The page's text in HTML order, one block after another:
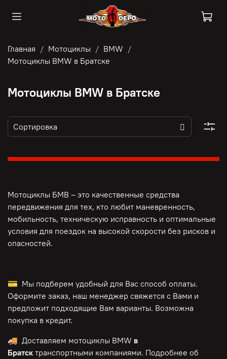
Главная Мотоциклы
BMW
Мотоциклы BMW в Братске
Мотоциклы BMW в Братске
Мотоциклы БМВ – это качественные средства
передвижения для тех, кто любит маневренность,
мобильность, техническую исправность и оптимальные
условия для поездок на высокой скорости без рисков и
опасностей.
💳 Мы подберем удобный для Вас способ оплаты.
Оформите заказ, наш менеджер свяжется с Вами и
предложит подходящие Вам варианты. Возможна
покупка в кредит.
🚚 Доставляем мотоциклы BMW в
Братск транспортными компаниями. Подробнее об